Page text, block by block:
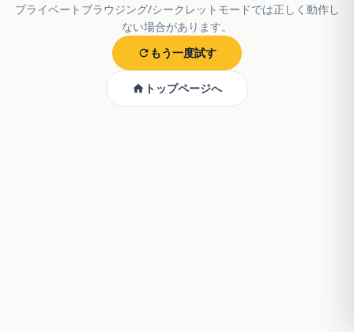
プライベートブラウジング/シークレットモードでは正しく動作し
ない場合があります。
もう一度試す
トップページへ